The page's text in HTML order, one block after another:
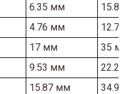
6.35 мм
15.87
4.76 мм
12.7 мм
17 мм
35 мм
9.53 мм
22.23
15.87 мм
34.92